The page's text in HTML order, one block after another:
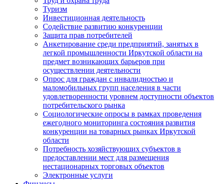
Туризм
Инвестиционная деятельность
Содействие развитию конкуренции
Защита прав потребителей
Анкетирование среди предприятий, занятых в
легкой промышленности Иркутской области на
предмет возникающих барьеров при
осуществлении деятельности
Опрос для граждан с инвалидностью и
маломобильных групп населения в части
удовлетворенности уровнем доступности объектов
потребительского рынка
Социологические опросы в рамках проведения
ежегодного мониторинга состояния развития
конкуренции на товарных рынках Иркутской
области
Потребность хозяйствующих субъектов в
предоставлении мест для размещения
нестационарных торговых объектов
Электронные услуги